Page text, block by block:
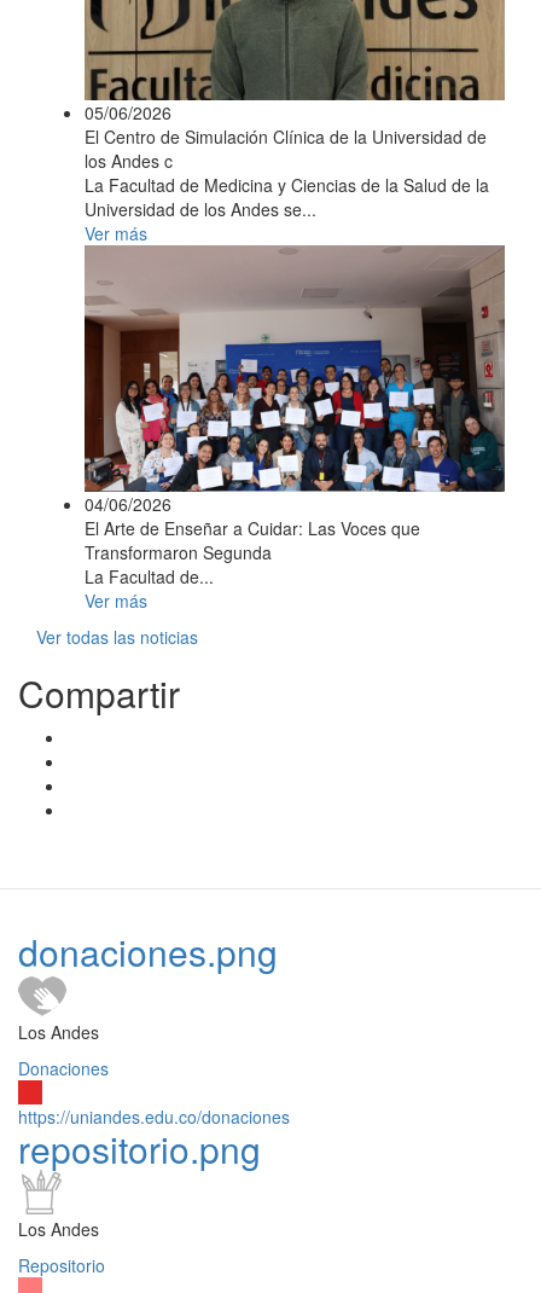
05/06/2026
El Centro de Simulación Clínica de la Universidad de
los Andes c
La Facultad de Medicina y Ciencias de la Salud de la
Universidad de los Andes se...
Ver más
04/06/2026
El Arte de Enseñar a Cuidar: Las Voces que
Transformaron Segunda
La Facultad de...
Ver más
Ver todas las noticias
Compartir
donaciones.png
Los Andes
Donaciones
https://uniandes.edu.co/donaciones
repositorio.png
Los Andes
Repositorio